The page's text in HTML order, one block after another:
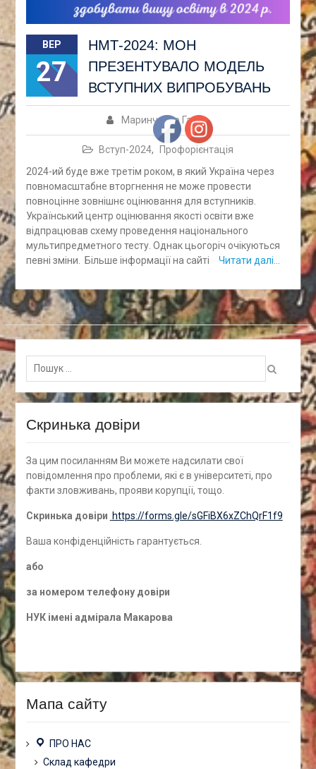
ВЕР
27
НМТ-2024: МОН
ПРЕЗЕНТУВАЛО МОДЕЛЬ
ВСТУПНИХ ВИПРОБУВАНЬ
Маринченко Ганна
Вступ-2024,
Профорієнтація
2024-ий буде вже третім роком, в який Україна через
повномасштабне вторгнення не може провести
повноцінне зовнішнє оцінювання для вступників.
Український центр оцінювання якості освіти вже
відпрацював схему проведення національного
мультипредметного тесту. Однак цьогоріч очікуються
певні зміни. Більше інформації на сайті
Читати далі…
Пошук
для:
Скринька довіри
За цим посиланням Ви можете надсилати свої
повідомлення про проблеми, які є в університеті, про
факти зловживань, прояви корупції, тощо.
Скринька довіри https://forms.gle/sGFiBX6xZChQrF1f9
Ваша конфіденційність гарантується.
або
за номером телефону довіри
НУК імені адмірала Макарова
Мапа сайту
ПРО НАС
Склад кафедри